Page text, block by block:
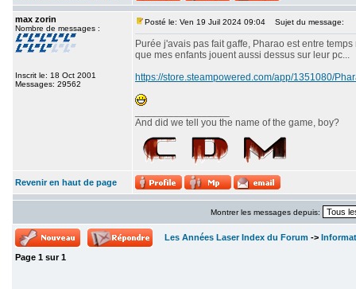
max zorin
Nombre de messages :
Inscrit le: 18 Oct 2001
Messages: 29562
Posté le: Ven 19 Juil 2024 09:04 Sujet du message:
Purée j'avais pas fait gaffe, Pharao est entre
que mes enfants jouent aussi dessus sur leur pc...
https://store.steampowered.com/app/1351080/
And did we tell you the name of the game, boy?
Revenir en haut de page
Montrer les messages depuis:
Les Années Laser Index du Forum ->
Page 1 sur1